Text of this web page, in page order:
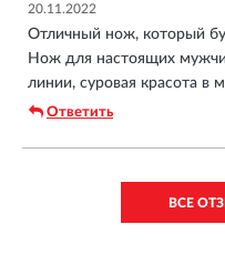
20.11.2022
Отличный нож, который
Нож для настоящих
линии, суровая красота в
Ответить
ВСЕ